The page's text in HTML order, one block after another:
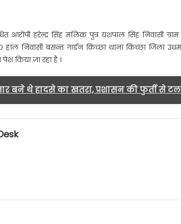
हरेन्द्र सिंह मलिक पुत्र यशपाल सिंह निवासी ग्राम
हाल निवासी बसन्त गार्डन किच्छा थाना किच्छा जिला
किया जा रहा है ।
बने थे हादसे का खतरा, प्रशासन की फुर्ती से